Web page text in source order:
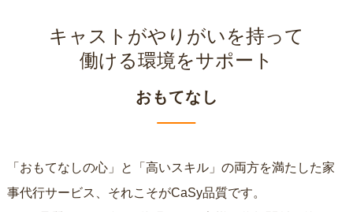
キャストがやりがいを持って
働ける環境をサポート
おもてなし
「おもてなしの心」と「高いスキル」の両方を満たした家
事代行サービス、それこそがCaSy品質です。